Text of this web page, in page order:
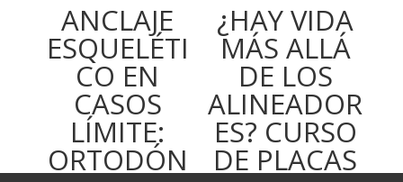
ANCLAJE
ESQUELÉTI
CO EN
CASOS
LÍMITE:
ORTODÓN
¿HAY VIDA
MÁS ALLÁ
DE LOS
ALINEADOR
ES? CURSO
DE PLACAS